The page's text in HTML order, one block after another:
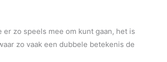
zo speels mee om kunt gaan, het is
zo vaak een dubbele betekenis de